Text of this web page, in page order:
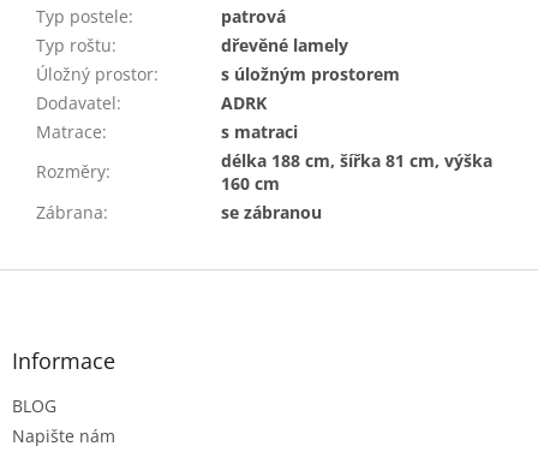
Typ postele:
patrová
Typ roštu:
dřevěné lamely
Úložný prostor:
s úložným prostorem
Dodavatel:
ADRK
Matrace:
s matraci
Rozměry:
délka 188 cm, šířka 81 cm, výška
160 cm
Zábrana: se zábranou
Z
Informace
BLOG
Napište nám